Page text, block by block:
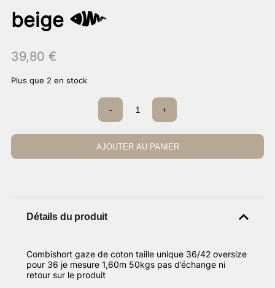
beige
39,80 €
Plus que 2 en stock
quantité
Combishort
gaze
de
- +
AJOUTER AU PANIER
Détails du produit
Combishort gaze de coton taille unique 36/42 oversize
pour 36 je mesure 1,60m 50kgs pas d’échange ni
retour sur le produit